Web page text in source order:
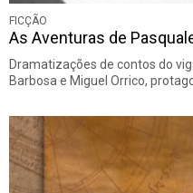
FICÇÃO
As Aventuras de
Dramatizações de contos do
Barbosa e Miguel Orrico,